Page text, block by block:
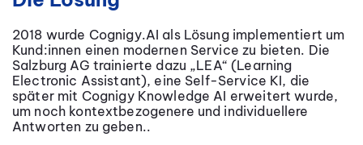
2018 wurde Cognigy.AI als Lösung implementiert um
Kund:innen einen modernen Service zu bieten. Die
Salzburg AG trainierte dazu „LEA“ (Learning
Electronic Assistant), eine Self-Service KI, die
später mit Cognigy Knowledge AI erweitert wurde,
um noch kontextbezogenere und individuellere
Antworten zu geben..